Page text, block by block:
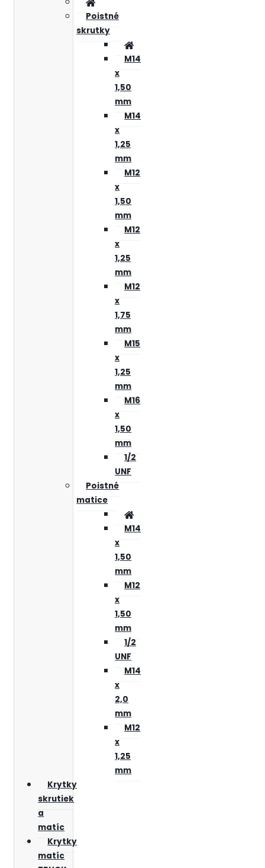
Poistné
skrutky
M14
x
1,50
mm
M14
x
1,25
mm
M12
x
1,50
mm
M12
x
1,25
mm
M12
x
1,75
mm
M15
x
1,25
mm
M16
x
1,50
mm
1/2
UNF
Poistné
matice
M14
x
1,50
mm
M12
x
1,50
mm
1/2
UNF
M14
x
2,0
mm
M12
x
1,25
mm
Krytky
skrutiek
a
matíc
Krytky
matíc